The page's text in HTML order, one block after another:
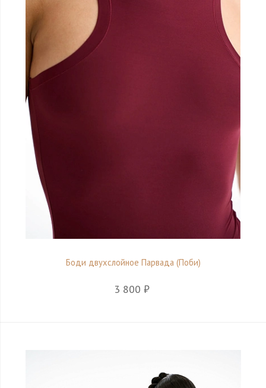
Боди двухслойное Парвада (Поби)
3 800 ₽